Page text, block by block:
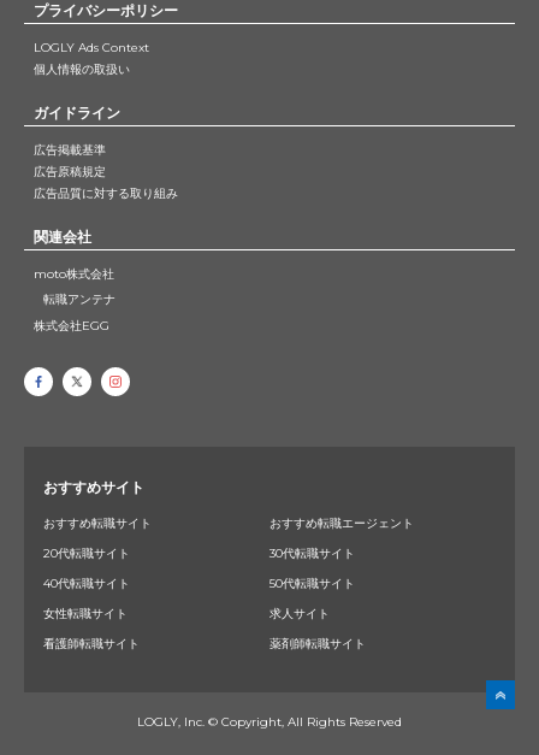
プライバシーポリシー
LOGLY Ads Context
個人情報の取扱い
ガイドライン
広告掲載基準
広告原稿規定
広告品質に対する取り組み
関連会社
moto株式会社
転職アンテナ
株式会社EGG
おすすめサイト
おすすめ転職サイト
おすすめ転職エージェント
20代転職サイト
30代転職サイト
40代転職サイト
50代転職サイト
女性転職サイト
求人サイト
看護師転職サイト
薬剤師転職サイト
LOGLY, Inc. © Copyright, All Rights Reserved